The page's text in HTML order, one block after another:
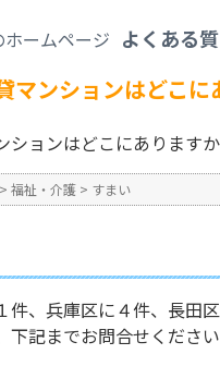
よくある
マンションはどこ
ションはどこにあります
> 福祉・介護 > すまい
件、兵庫区に４件、長田
下記までお問合せくださ